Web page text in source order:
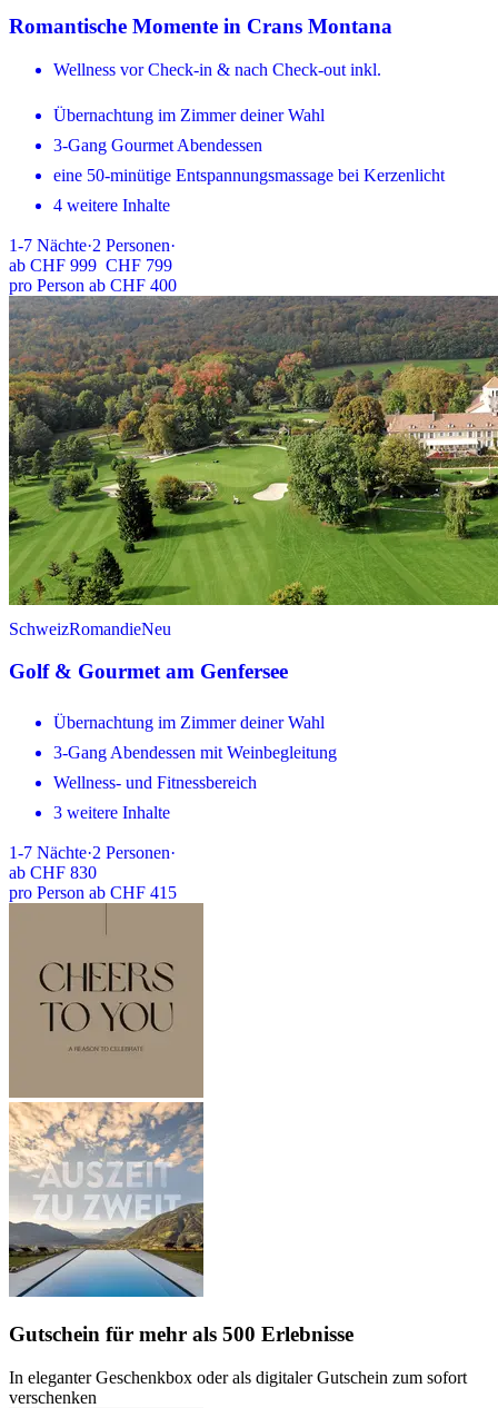
Romantische Momente in Crans Montana
Wellness vor Check-in & nach Check-out inkl.
Übernachtung im Zimmer deiner Wahl
3-Gang Gourmet Abendessen
eine 50-minütige Entspannungsmassage bei Kerzenlicht
4 weitere Inhalte
1-7 Nächte·2 Personen·
ab CHF 999 CHF 799
pro Person ab CHF 400
SchweizRomandieNeu
Golf & Gourmet am Genfersee
Übernachtung im Zimmer deiner Wahl
3-Gang Abendessen mit Weinbegleitung
Wellness- und Fitnessbereich
3 weitere Inhalte
1-7 Nächte·2 Personen·
ab CHF 830
pro Person ab CHF 415
Gutschein für mehr als 500 Erlebnisse
In eleganter Geschenkbox oder als digitaler Gutschein zum sofort
verschenken